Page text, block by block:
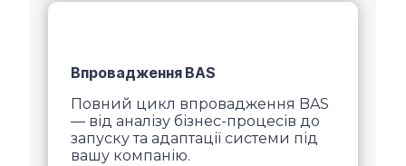
Впровадження BAS
Повний цикл впровадження BAS
— від аналізу бізнес-процесів до
запуску та адаптації системи під
вашу компанію.